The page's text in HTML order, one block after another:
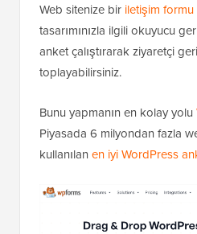
Web sitenize bir iletişim formu
tasarımınızla ilgili okuyucu
anket çalıştırarak ziyaretçi
toplayabilirsiniz.
Bunu yapmanın en kolay yolu
Piyasada 6 milyondan fazla
kullanılan en iyi WordPress